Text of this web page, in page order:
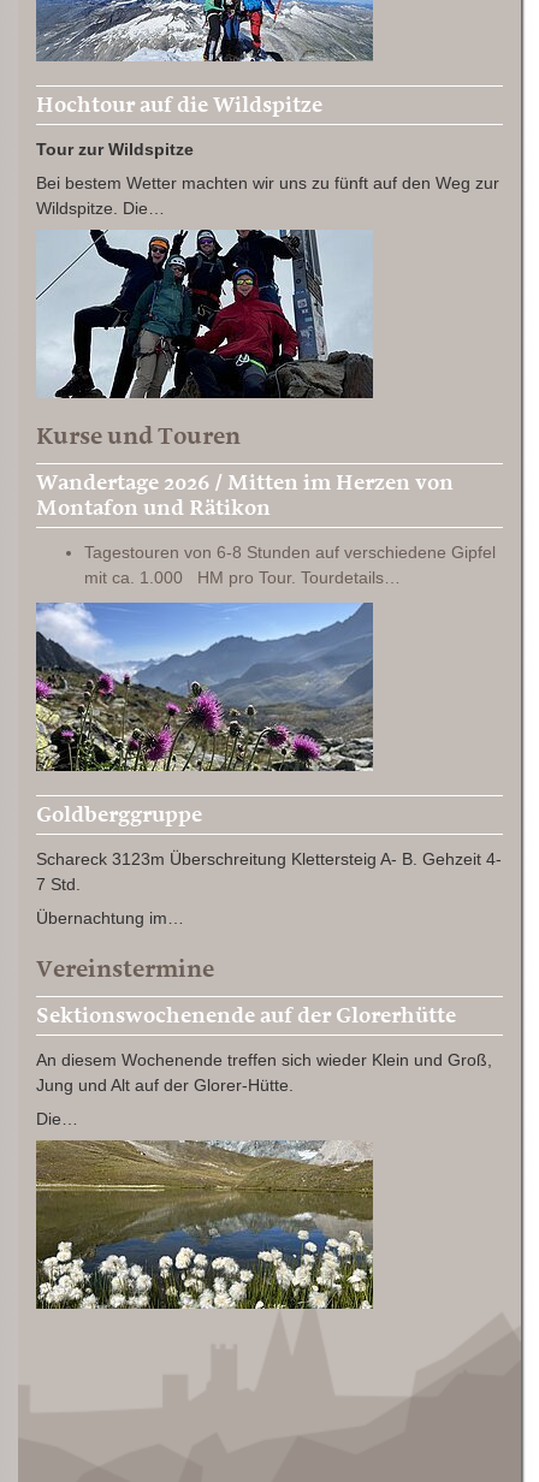
Hochtour auf die Wildspitze
Tour zur Wildspitze
Bei bestem Wetter machten wir uns zu fünft auf den Weg zur
Wildspitze. Die…
Kurse und Touren
Wandertage 2026 / Mitten im Herzen von
Montafon und Rätikon
Tagestouren von 6-8 Stunden auf verschiedene Gipfel
mit ca. 1.000 HM pro Tour. Tourdetails…
Goldberggruppe
Schareck 3123m Überschreitung Klettersteig A- B. Gehzeit 4-
7 Std.
Übernachtung im…
Vereinstermine
Sektionswochenende auf der Glorerhütte
An diesem Wochenende treffen sich wieder Klein und Groß,
Jung und Alt auf der Glorer-Hütte.
Die…